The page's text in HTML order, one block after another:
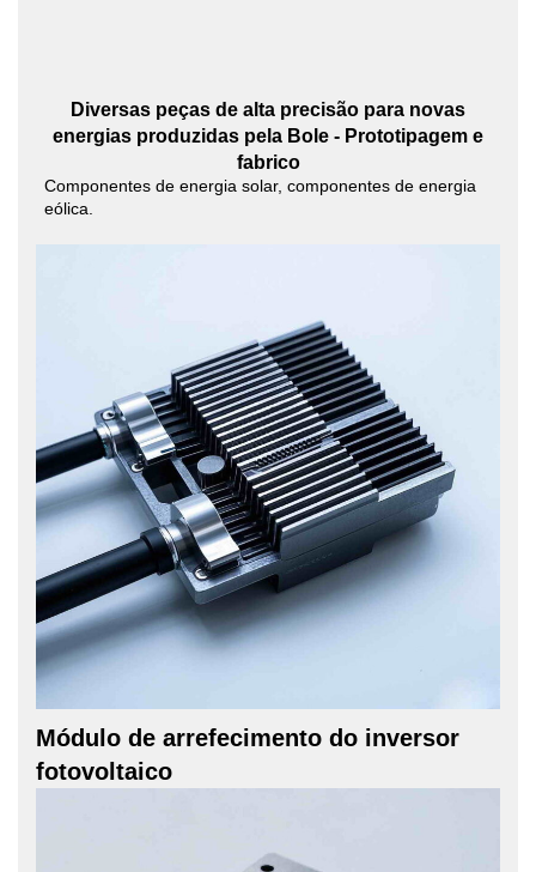
Diversas peças de alta precisão para novas
energias produzidas pela Bole - Prototipagem e
fabrico
Componentes de energia solar, componentes de energia
eólica.
Módulo de arrefecimento do inversor
fotovoltaico